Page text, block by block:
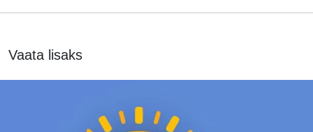
Vaata lisaks